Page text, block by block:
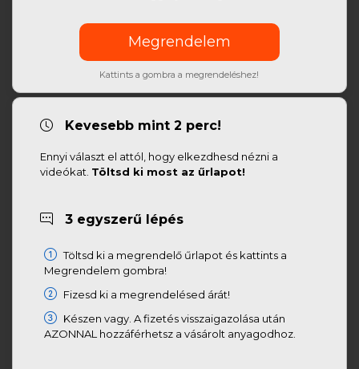
Kattints a gombra a megrendeléshez!
Kevesebb mint 2 perc!
Ennyi választ el attól, hogy elkezdhesd nézni a
videókat. Töltsd ki most az űrlapot!
3 egyszerű lépés
Töltsd ki a megrendelő űrlapot és kattints a
Megrendelem gombra!
Fizesd ki a megrendelésed árát!
Készen vagy. A fizetés visszaigazolása után
AZONNAL hozzáférhetsz a vásárolt anyagodhoz.